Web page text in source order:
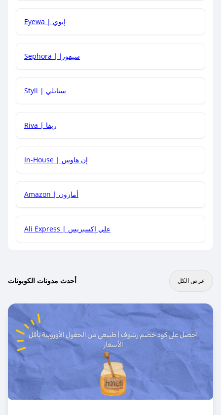
هل يمكنني جمع كود خصم مع العروض الأخرى؟
Eyewa | إيوي
Sephora | سيفورا
Styli | ستايلي
Riva | ريفا
In-House | إن هاوس
Amazon | أمازون
Ali Express | علي إكسبريس
أحدث مدونات الكوبونات عرض الكل